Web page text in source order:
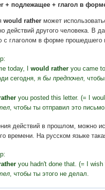
+ подлежащее + глагол в
would rather может
действий другого человека. В
с глаголом в форме прошедшего
today, I would rather you came
сегодня, я бы предпочел ,
you posted this letter. (= I
, чтобы ты отправил это письмо.
действий в прошлом, можно
времени. На русском языке
you hadn't done that. (= I
, чтобы ты этого не делал.